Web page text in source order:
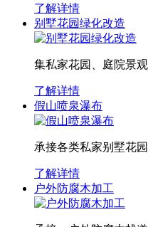
了解详情
别墅花园绿化改造
集私家花园、庭院景
了解详情
假山喷泉瀑布
承接各类私家别墅花
了解详情
户外防腐木加工